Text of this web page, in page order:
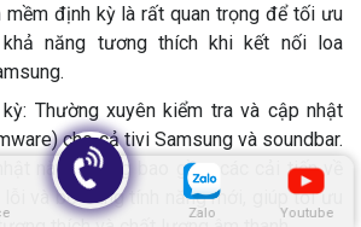
Zalo Youtube
mềm định kỳ là rất quan trọng để tối ưu
năng tương thích khi kết nối loa
Thường xuyên kiểm tra và cập nhật
cho cả tivi Samsung và soundbar.
này thường bao gồm các cải tiến về
và bổ sung tính năng mới, giúp tối ưu